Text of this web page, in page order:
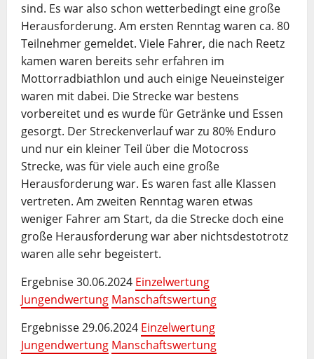
sind. Es war also schon wetterbedingt eine große
Herausforderung. Am ersten Renntag waren ca. 80
Teilnehmer gemeldet. Viele Fahrer, die nach Reetz
kamen waren bereits sehr erfahren im
Mottorradbiathlon und auch einige Neueinsteiger
waren mit dabei. Die Strecke war bestens
vorbereitet und es wurde für Getränke und Essen
gesorgt. Der Streckenverlauf war zu 80% Enduro
und nur ein kleiner Teil über die Motocross
Strecke, was für viele auch eine große
Herausforderung war. Es waren fast alle Klassen
vertreten. Am zweiten Renntag waren etwas
weniger Fahrer am Start, da die Strecke doch eine
große Herausforderung war aber nichtsdestotrotz
waren alle sehr begeistert.
Ergebnise 30.06.2024 Einzelwertung
Jungendwertung Manschaftswertung
Ergebnisse 29.06.2024 Einzelwertung
Jungendwertung Manschaftswertung